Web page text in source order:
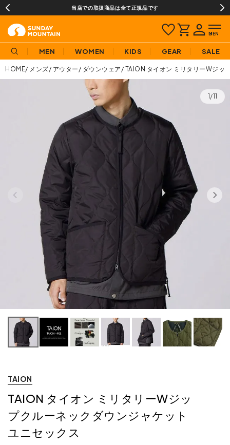
当店での取扱商品は全て正規品です
MEN WOMEN KIDS GEAR SALE
HOME メンズ アウター ダウンウェア TAION タイオン ミリタリーWジッ
1/11
TAION
TAION タイオン ミリタリーWジッ
プクルーネックダウンジャケット
ユニセックス